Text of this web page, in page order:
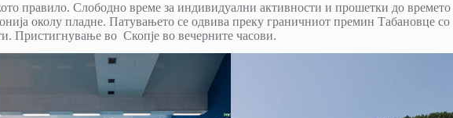
правило. Слободно време за индивидуални активности и прошетки до времето
околу пладне. Патувањето се одвива преку граничниот премин Табановце со
Пристигнување во Скопје во вечерните часови.